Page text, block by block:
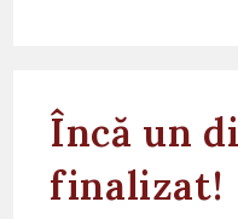
Încă un
finalizat!